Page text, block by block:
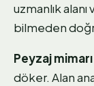
uzmanlık alanı
bilmeden
Peyzaj
döker. Alan